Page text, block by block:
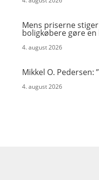
Mens priserne
boligkøbere gøre
4. august 2026
Mikkel O. Pedersen:
4. august 2026